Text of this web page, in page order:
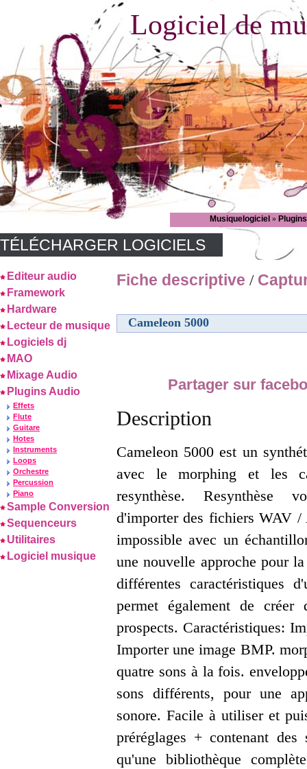
Logiciel de
Musiquelogiciel »
TÉLÉCHARGER LOGICIELS
Editeur audio
Framework
Hardware
Lecteur de musique
Logiciels dj
MAO
Mixage Audio
Plugins Audio
Effets
Flute
Guitare
Hotes
Instruments
Loops
Orchestre
Percussion
Piano
Sample Conversion
Sequenceurs
Utilitaires
Logiciel musique
Fiche descriptive /
Cameleon 5000
Partager sur
Description
Cameleon 5000 est un
avec le morphing et les
resynthèse. Resynthèse
d'importer des fichiers WAV /
impossible avec un
une nouvelle approche pour
différentes caractéristiques
permet également de créer
prospects. Caractéristiques:
Importer une image BMP.
quatre sons à la fois.
sons différents, pour une
sonore. Facile à utiliser et
préréglages + contenant
qu'une bibliothèque